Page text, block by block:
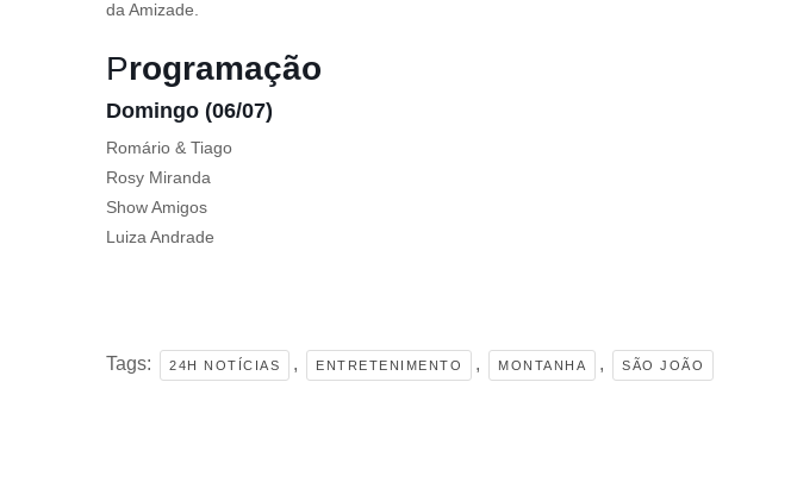
da Amizade.
Programação
Domingo (06/07)
Romário & Tiago
Rosy Miranda
Show Amigos
Luiza Andrade
Tags: 24H NOTÍCIAS , ENTRETENIMENTO , MONTANHA , SÃO JOÃO